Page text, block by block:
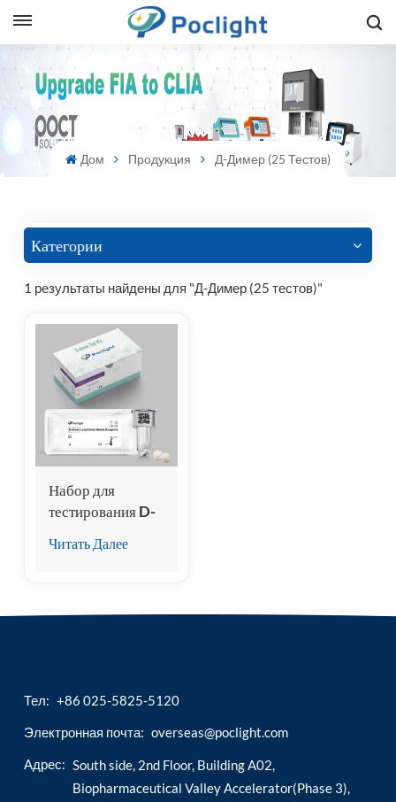
Дом Продукция Д-Димер (25 Тестов)
Категории
1 результаты найдены для "Д-Димер (25 тестов)"
Набор для
тестирования D-
(гомогенный
Читать Далее
Тел: +86 025-5825-5120
Электронная почта: overseas@poclight.com
Адрес: South side, 2nd Floor, Building A02,
Biopharmaceutical Valley Accelerator(Phase 3),